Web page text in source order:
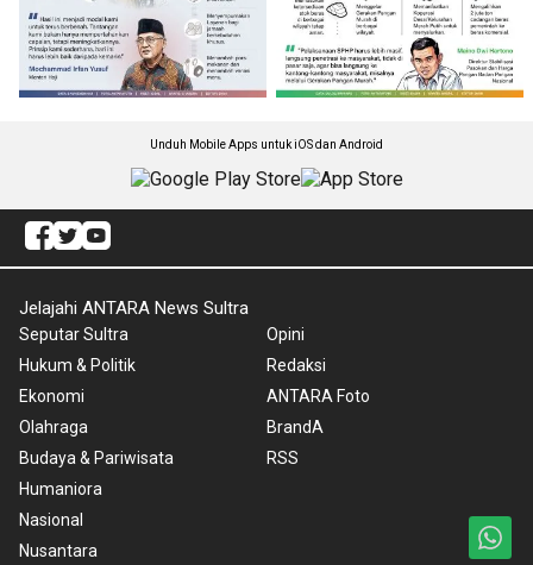
Unduh Mobile Apps untuk iOS dan Android
Jelajahi ANTARA News Sultra
Seputar Sultra
Hukum & Politik
Ekonomi
Olahraga
Budaya & Pariwisata
Humaniora
Nasional
Nusantara
Opini
Redaksi
ANTARA Foto
BrandA
RSS